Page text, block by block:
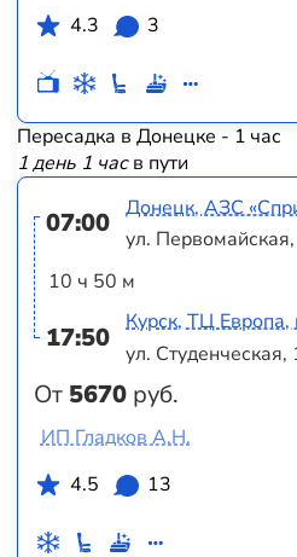
4.3
3
Пересадка в Донецке - 1 час
1 день 1 часв пути
07:00
10 ч 50 м
17:50
От 5670 руб.
Донецк, АЗС
ул.
Курск, ТЦ Европа,
ул. Студенческая,
ИП Гладков А.Н.
4.5
13